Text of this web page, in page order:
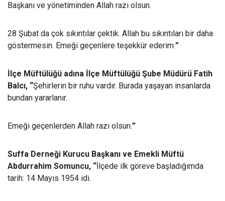
Başkanı ve yönetiminden Allah razı olsun.
28 Şubat da çok sıkıntılar çektik. Allah bu sıkıntıları bir daha
göstermesin. Emeği geçenlere teşekkür ederim.”
İlçe Müftülüğü adına İlçe Müftülüğü Şube Müdürü Fatih
Balcı, “Şehirlerin bir ruhu vardır. Burada yaşayan insanlarda
bundan yararlanır.
Emeği geçenlerden Allah razı olsun.”
Suffa Derneği Kurucu Başkanı ve Emekli Müftü
Abdurrahim Somuncu, “İlçede ilk göreve başladığımda
tarih: 14 Mayıs 1954 idi.